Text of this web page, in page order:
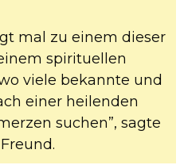
mal zu einem dieser
spirituellen
viele bekannte und
einer heilenden
suchen”, sagte